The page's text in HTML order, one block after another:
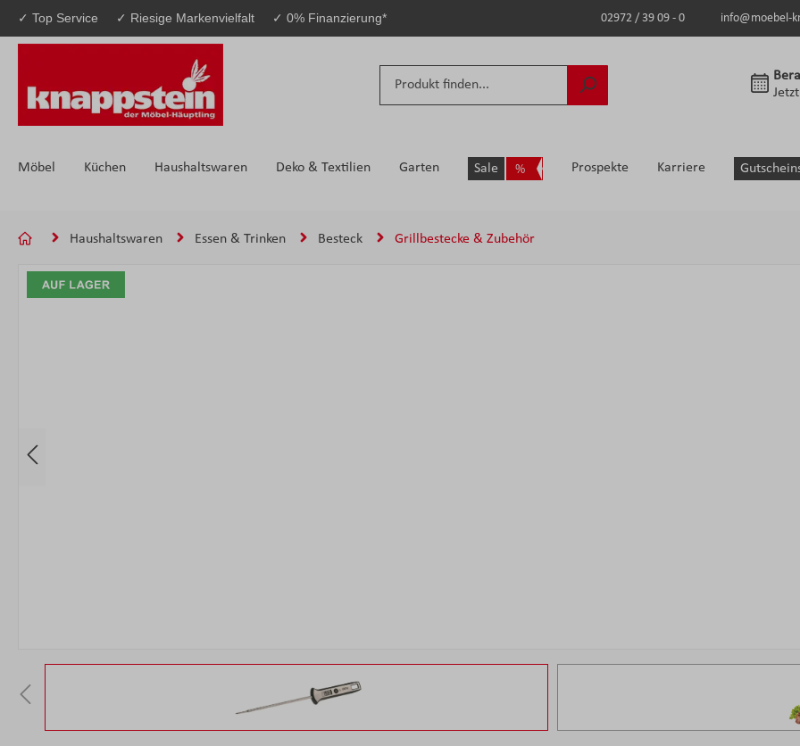
Hauptinhalt springen
Zur Suche springen
Zur Hauptnavigation springen
✓ Top Service ✓ Riesige Markenvielfalt ✓ 0% Finanzierung* 02972 / 39 09 - 0 info@moebel-
Möbel Küchen Haushaltswaren Deko & Textilien Garten Sale Prospekte Karriere
Haushaltswaren Essen & Trinken Besteck Grillbestecke & Zubehör
Bildergalerie überspringen